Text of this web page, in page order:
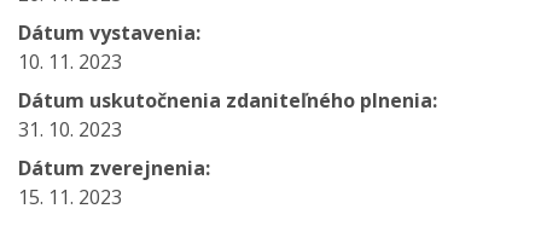
Dátum vystavenia:
10. 11. 2023
Dátum uskutočnenia zdaniteľného plnenia:
31. 10. 2023
Dátum zverejnenia:
15. 11. 2023